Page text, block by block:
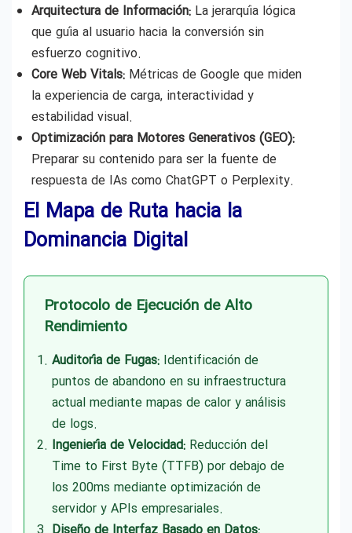
Arquitectura de Información: La jerarquía lógica
que guía al usuario hacia la conversión sin
esfuerzo cognitivo.
Core Web Vitals: Métricas de Google que miden
la experiencia de carga, interactividad y
estabilidad visual.
Optimización para Motores Generativos (GEO):
Preparar su contenido para ser la fuente de
respuesta de IAs como ChatGPT o Perplexity.
El Mapa de Ruta hacia la
Dominancia Digital
Protocolo de Ejecución de Alto
Rendimiento
Auditoría de Fugas: Identificación de
puntos de abandono en su infraestructura
actual mediante mapas de calor y análisis
de logs.
Ingeniería de Velocidad: Reducción del
Time to First Byte (TTFB) por debajo de
los 200ms mediante optimización de
servidor y APIs empresariales.